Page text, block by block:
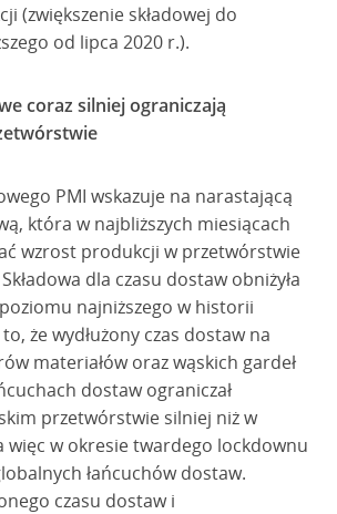
(zwiększenie składowej do
od lipca 2020 r.).
coraz silniej ograniczają
PMI wskazuje na narastającą
która w najbliższych miesiącach
wzrost produkcji w przetwórstwie
dla czasu dostaw obniżyła
najniższego w historii
że wydłużony czas dostaw na
materiałów oraz wąskich gardeł
dostaw ograniczał
przetwórstwie silniej niż w
więc w okresie twardego lockdownu
łańcuchów dostaw.
czasu dostaw i